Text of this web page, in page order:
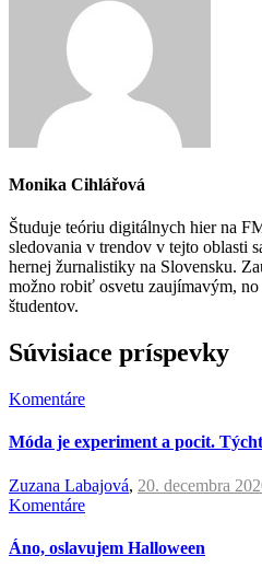
Monika Cihlářová
Študuje teóriu digitálnych hier na
sledovania v trendov v tejto oblasti
hernej žurnalistiky na Slovensku.
možno robiť osvetu zaujímavým,
študentov.
Súvisiace príspevky
Komentáre
Móda je experiment a pocit.
Zuzana Labajová, 20. decembra
Komentáre
Áno, oslavujem Halloween